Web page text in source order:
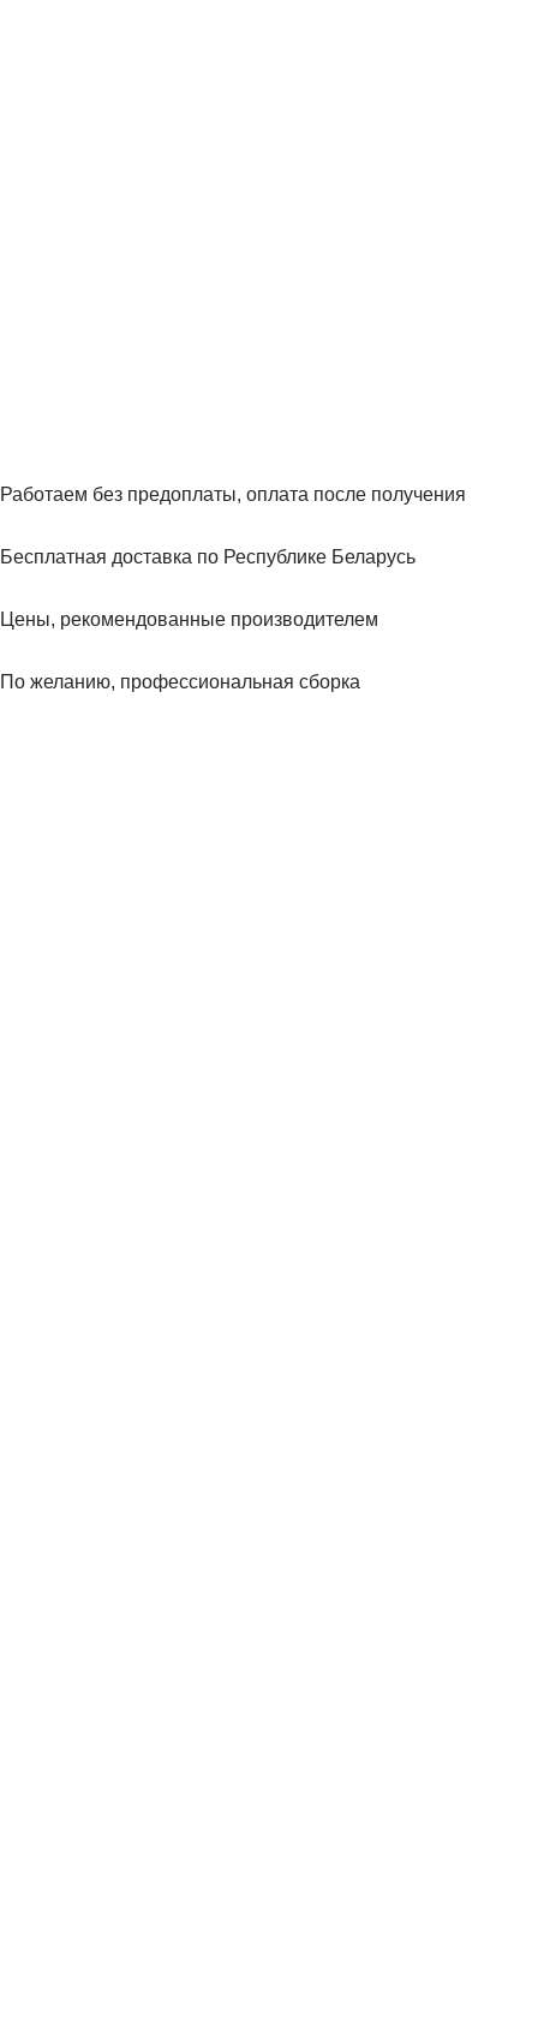
Работаем без предоплаты, оплата после получения
Бесплатная доставка по Республике Беларусь
Цены, рекомендованные производителем
По желанию, профессиональная сборка